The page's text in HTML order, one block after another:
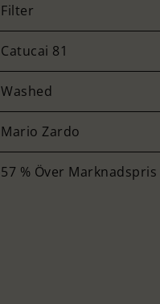
Filter
Catucai 81
Washed
Mario Zardo
57 % Över Marknadspris